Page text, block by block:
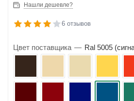
Нашли дешевле?
6 отзывов
Цвет поставщика — Ral 5005